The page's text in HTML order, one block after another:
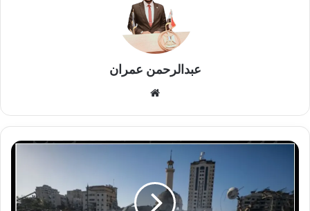
عبدالرحمن عمران
اللواء
خلال
متابعته